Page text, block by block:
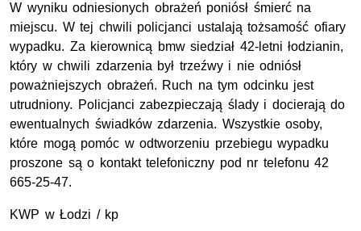
W wyniku odniesionych obrażeń poniósł śmierć na
miejscu. W tej chwili policjanci ustalają tożsamość ofiary
wypadku. Za kierownicą bmw siedział 42-letni łodzianin,
który w chwili zdarzenia był trzeźwy i nie odniósł
poważniejszych obrażeń. Ruch na tym odcinku jest
utrudniony. Policjanci zabezpieczają ślady i docierają do
ewentualnych świadków zdarzenia. Wszystkie osoby,
które mogą pomóc w odtworzeniu przebiegu wypadku
proszone są o kontakt telefoniczny pod nr telefonu 42
665-25-47.
KWP w Łodzi / kp